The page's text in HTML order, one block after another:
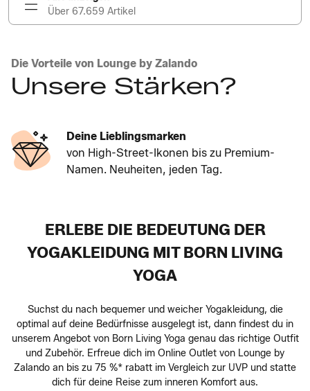
Über 67.659 Artikel
Die Vorteile von Lounge by Zalando
Unsere Stärken?
Deine Lieblingsmarken
von High-Street-Ikonen bis zu Premium-
Namen. Neuheiten, jeden Tag.
ERLEBE DIE BEDEUTUNG DER
YOGAKLEIDUNG MIT BORN LIVING
YOGA
Suchst du nach bequemer und weicher Yogakleidung, die
optimal auf deine Bedürfnisse ausgelegt ist, dann findest du in
unserem Angebot von Born Living Yoga genau das richtige Outfit
und Zubehör. Erfreue dich im Online Outlet von Lounge by
Zalando an bis zu 75 %* rabatt im Vergleich zur UVP und statte
dich für deine Reise zum inneren Komfort aus.